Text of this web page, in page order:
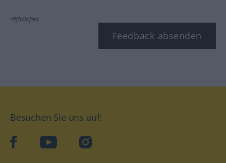
*Pflichtfeld
Feedback absenden
Besuchen Sie uns auf:
facebookYouTube Instagram